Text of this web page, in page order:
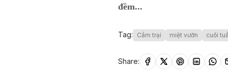
đềm...
Tag: Cắm trại miệt vườn cuối
Share: